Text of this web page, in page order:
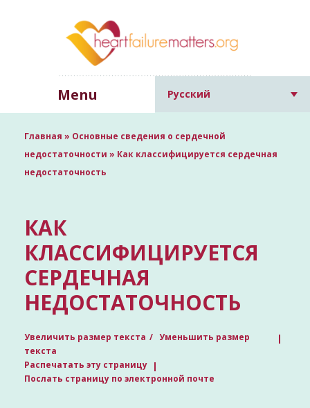
Menu Русский
Главная » Основные сведения о сердечной
недостаточности » Как классифицируется сердечная
недостаточность
КАК
КЛАССИФИЦИРУЕТСЯ
СЕРДЕЧНАЯ
НЕДОСТАТОЧНОСТЬ
Увеличить размер текста
Уменьшить размер
текста
Распечатать эту страницу
Послать страницу по электронной почте